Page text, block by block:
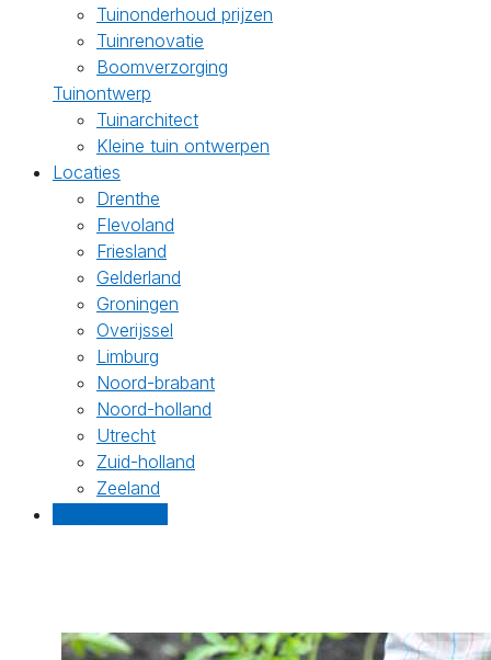
Tuinonderhoud prijzen
Tuinrenovatie
Boomverzorging
Tuinontwerp
Tuinarchitect
Kleine tuin ontwerpen
Locaties
Drenthe
Flevoland
Friesland
Gelderland
Groningen
Overijssel
Limburg
Noord-brabant
Noord-holland
Utrecht
Zuid-holland
Zeeland